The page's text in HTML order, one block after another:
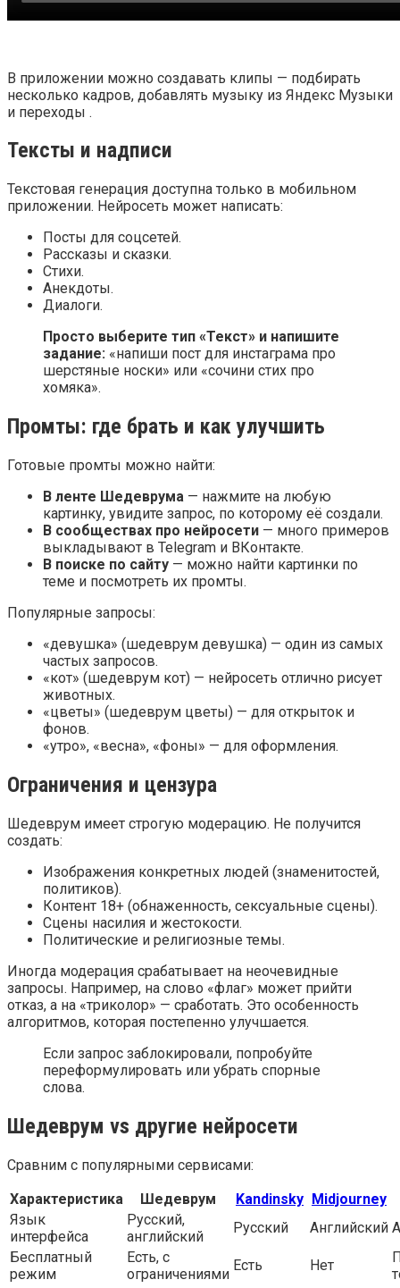
В приложении можно создавать клипы — подбирать
несколько кадров, добавлять музыку из Яндекс Музыки
и переходы .
Тексты и надписи
Текстовая генерация доступна только в мобильном
приложении. Нейросеть может написать:
Посты для соцсетей.
Рассказы и сказки.
Стихи.
Анекдоты.
Диалоги.
Просто выберите тип «Текст» и напишите
задание: «напиши пост для инстаграма про
шерстяные носки» или «сочини стих про
хомяка».
Промты: где брать и как улучшить
Готовые промты можно найти:
В ленте Шедеврума — нажмите на любую
картинку, увидите запрос, по которому её создали.
В сообществах про нейросети — много примеров
выкладывают в Telegram и ВКонтакте.
В поиске по сайту — можно найти картинки по
теме и посмотреть их промты.
Популярные запросы:
«девушка» (шедеврум девушка) — один из самых
частых запросов.
«кот» (шедеврум кот) — нейросеть отлично рисует
животных.
«цветы» (шедеврум цветы) — для открыток и
фонов.
«утро», «весна», «фоны» — для оформления.
Ограничения и цензура
Шедеврум имеет строгую модерацию. Не получится
создать:
Изображения конкретных людей (знаменитостей,
политиков).
Контент 18+ (обнаженность, сексуальные сцены).
Сцены насилия и жестокости.
Политические и религиозные темы.
Иногда модерация срабатывает на неочевидные
запросы. Например, на слово «флаг» может прийти
отказ, а на «триколор» — сработать. Это особенность
алгоритмов, которая постепенно улучшается.
Если запрос заблокировали, попробуйте
переформулировать или убрать спорные
слова.
Шедеврум vs другие нейросети
Сравним с популярными сервисами:
Характеристика
Шедеврум Kandinsky Midjourney
Язык
интерфейса
Русский,
английский
Русский Английский
Бесплатный
режим
Есть, с
ограничениями
Есть Нет